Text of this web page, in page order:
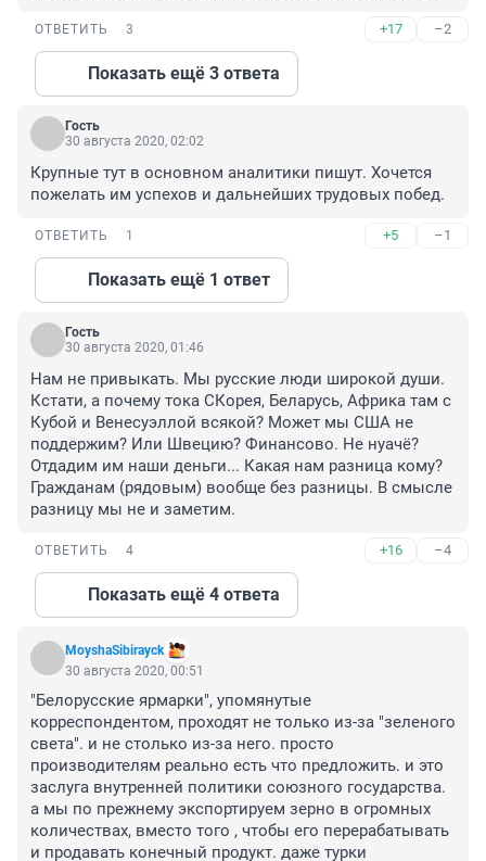
ОТВЕТИТЬ 3 +17 –2
Показать ещё 3 ответа
Гость
30 августа 2020, 02:02
Крупные тут в основном аналитики пишут. Хочется
пожелать им успехов и дальнейших трудовых побед.
ОТВЕТИТЬ 1 +5 –1
Показать ещё 1 ответ
Гость
30 августа 2020, 01:46
Нам не привыкать. Мы русские люди широкой души.
Кстати, а почему тока СКорея, Беларусь, Африка там с
Кубой и Венесуэллой всякой? Может мы США не
поддержим? Или Швецию? Финансово. Не нуачё?
Отдадим им наши деньги... Какая нам разница кому?
Гражданам (рядовым) вообще без разницы. В смысле
разницу мы не и заметим.
ОТВЕТИТЬ 4 +16 –4
Показать ещё 4 ответа
MoyshaSibirayck
30 августа 2020, 00:51
"Белорусские ярмарки", упомянутые
корреспондентом, проходят не только из-за "зеленого
света". и не столько из-за него. просто
производителям реально есть что предложить. и это
заслуга внутренней политики союзного государства.
а мы по прежнему экспортируем зерно в огромных
количествах, вместо того , чтобы его перерабатывать
и продавать конечный продукт. даже турки